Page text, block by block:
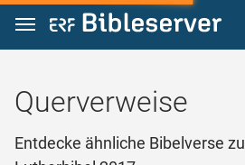
Zum Inhalt springen
Querverweise
Entdecke ähnliche Bibelverse zu